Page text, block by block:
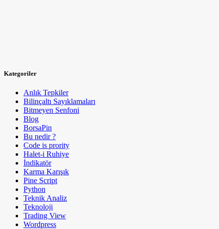
Kategoriler
Anlık Tepkiler
Bilinçaltı Sayıklamaları
Bitmeyen Senfoni
Blog
BorsaPin
Bu nedir ?
Code is prority
Halet-i Ruhiye
İndikatör
Karma Karışık
Pine Script
Python
Teknik Analiz
Teknoloji
Trading View
Wordpress